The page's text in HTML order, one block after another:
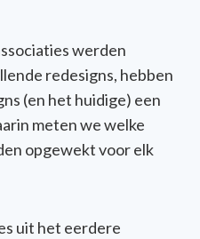
werden
redesigns, hebben
(en het huidige) een
meten we welke
opgewekt voor elk
uit het eerdere